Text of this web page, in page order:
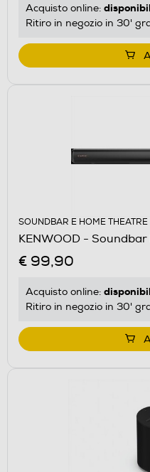
Acquisto online:
Ritiro in negozio in 30'
SOUNDBAR E HOME THEATRE
KENWOOD -
€ 99,90
Acquisto online:
Ritiro in negozio in 30'